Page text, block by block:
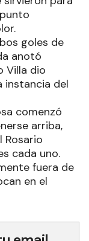
goles de
anotó
Villa dio
instancia del
comenzó
arriba,
Rosario
cada uno.
fuera de
en el